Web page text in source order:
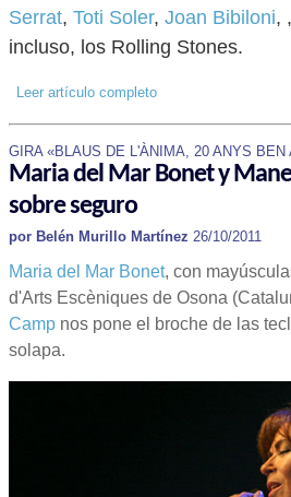
Serrat, Toti Soler, Joan Bibiloni, ,
incluso, los Rolling Stones.
Leer artículo completo
GIRA «BLAUS DE L'ÀNIMA, 20 ANYS BEN
Maria del Mar Bonet y
sobre seguro
por Belén Murillo Martínez 26/10/2011
Maria del Mar Bonet, con
d'Arts Escèniques de Osona
Camp nos pone el broche de las
solapa.